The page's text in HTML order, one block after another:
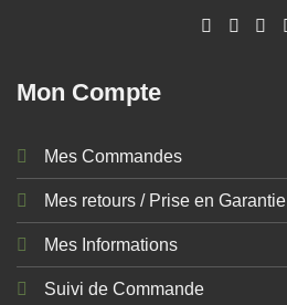
Mon Compte
Mes Commandes
Mes retours / Prise en Garantie
Mes Informations
Suivi de Commande